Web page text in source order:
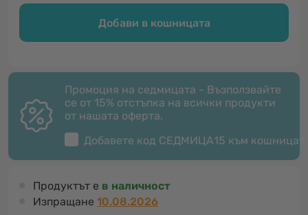
Добави в кошницата
Промоция на седмицата - Възползвайте
се от 15% отстъпка на всички продукти
от нашата оферта.
Добавете код СЕДМИЦА15 към
Продуктът е в наличност
Изпращане 10.08.2026